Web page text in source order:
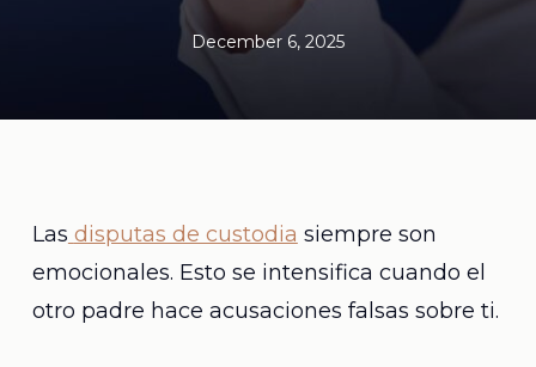
December 6, 2025
Las disputas de custodia siempre son
emocionales. Esto se intensifica cuando el
otro padre hace acusaciones falsas sobre ti.